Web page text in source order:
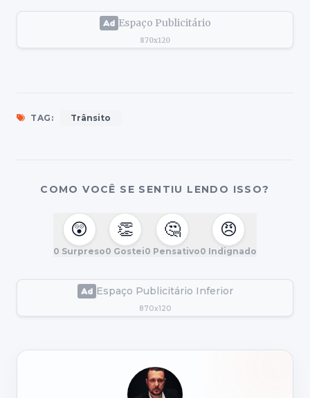
Espaço Publicitário
870x120
TAG: Trânsito
COMO VOCÊ SE SENTIU LENDO ISSO?
😲
0 Surpreso
👏
0 Gostei
🤔
0 Pensativo
😠
0 Indignado
Espaço Publicitário Inferior
870x120